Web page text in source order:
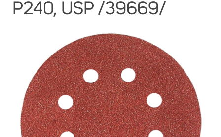
Р240, USP /39669/